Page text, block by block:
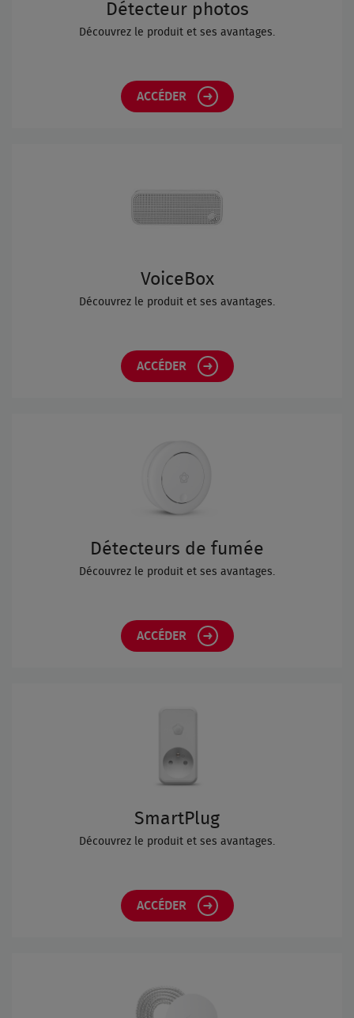
Détecteur photos
Découvrez le produit et ses avantages.
ACCÉDER
VoiceBox
Découvrez le produit et ses avantages.
ACCÉDER
Détecteurs de fumée
Découvrez le produit et ses avantages.
ACCÉDER
SmartPlug
Découvrez le produit et ses avantages.
ACCÉDER